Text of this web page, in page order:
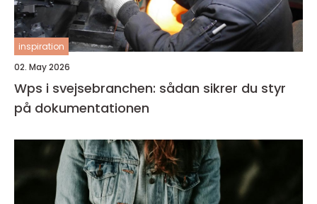
inspiration
02. May 2026
Wps i svejsebranchen: sådan sikrer du styr
på dokumentationen